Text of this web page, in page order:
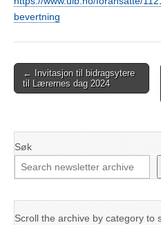
bevertning
Post
navigation
← Invitasjon til bidragsytere
til Lærernes dag 2024
Søk
Scroll the archive by category to